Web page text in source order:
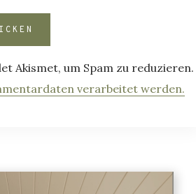
Akismet, um Spam zu reduzieren.
verarbeitet werden.